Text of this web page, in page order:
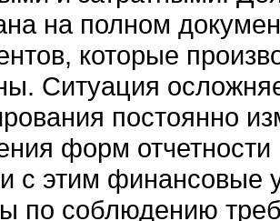
на полном
которые
Ситуация
постоянно
форм
с этим финансовые
по соблюдению